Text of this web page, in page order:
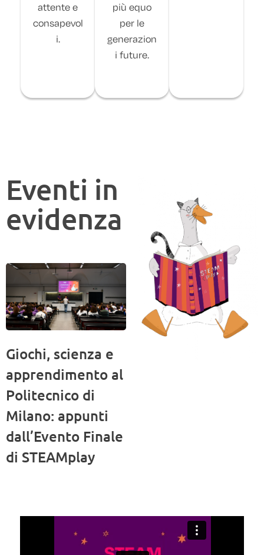
attente e
consapevol
i.
più equo
per le
generazion
i future.
Eventi in
evidenza
Giochi, scienza e
apprendimento al
Politecnico di
Milano: appunti
dall’Evento Finale
di STEAMplay